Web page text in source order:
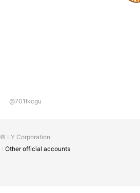
@701lkcgu
© LY Corporation
Other official accounts